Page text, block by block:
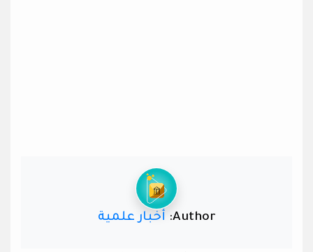
Author: أخبار علمية